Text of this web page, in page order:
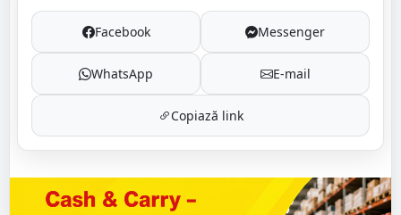
Facebook Messenger
WhatsApp E-mail
Copiază link